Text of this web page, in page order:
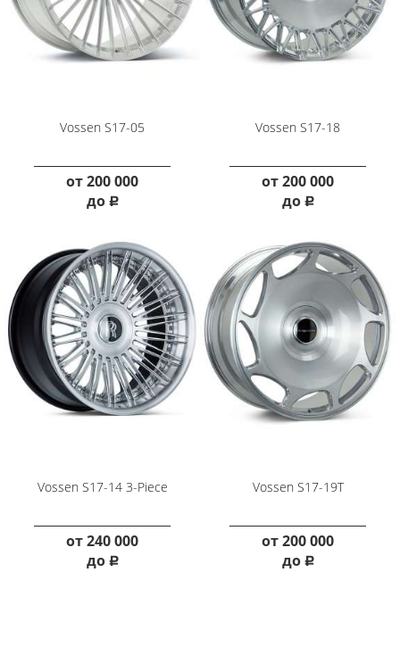
Vossen S17-05
от200 000
до руб.
Vossen S17-18
от200 000
до руб.
Vossen S17-14 3-Piece
от240 000
до руб.
Vossen S17-19T
от200 000
до руб.